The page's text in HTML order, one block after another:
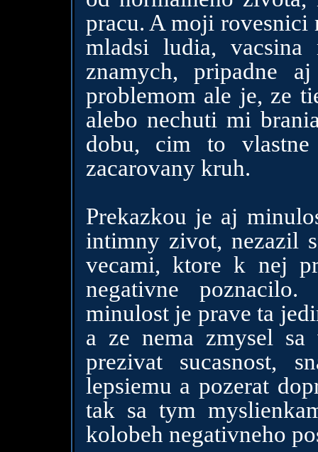
pracu. A moji rovesnici
mladsi ludia,
znamych, pripadne
problemom ale je, ze
alebo nechuti mi
dobu, cim to
zacarovany kruh.
Prekazkou je aj
intimny zivot, nezazil
vecami, ktore k nej
negativne
minulost je prave ta
a ze nema zmysel
prezivat sucasnost,
lepsiemu a pozerat
tak sa tym
kolobeh negativneho